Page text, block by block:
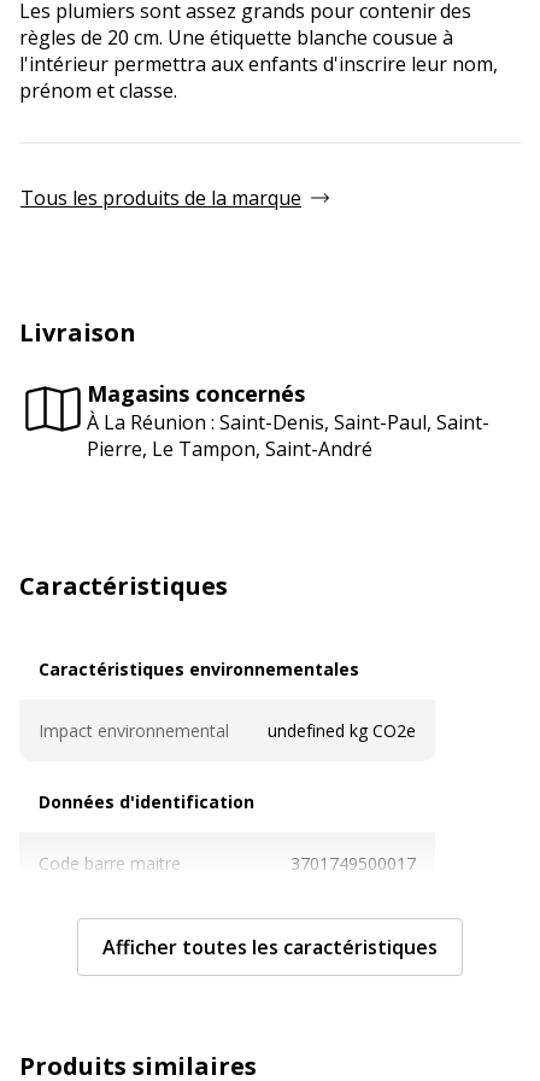
Les plumiers sont assez grands pour contenir des
règles de 20 cm. Une étiquette blanche cousue à
l'intérieur permettra aux enfants d'inscrire leur nom,
prénom et classe.
Tous les produits de la marque
Livraison
Magasins concernés
À La Réunion : Saint-Denis, Saint-Paul, Saint-
Pierre, Le Tampon, Saint-André
Caractéristiques
Caractéristiques environnementales
Impact environnemental undefined kg CO2e
Données d'identification
Code barre maitre 3701749500017
Marque Biopic
Dimensions et poids
Afficher toutes les caractéristiques
Produits similaires